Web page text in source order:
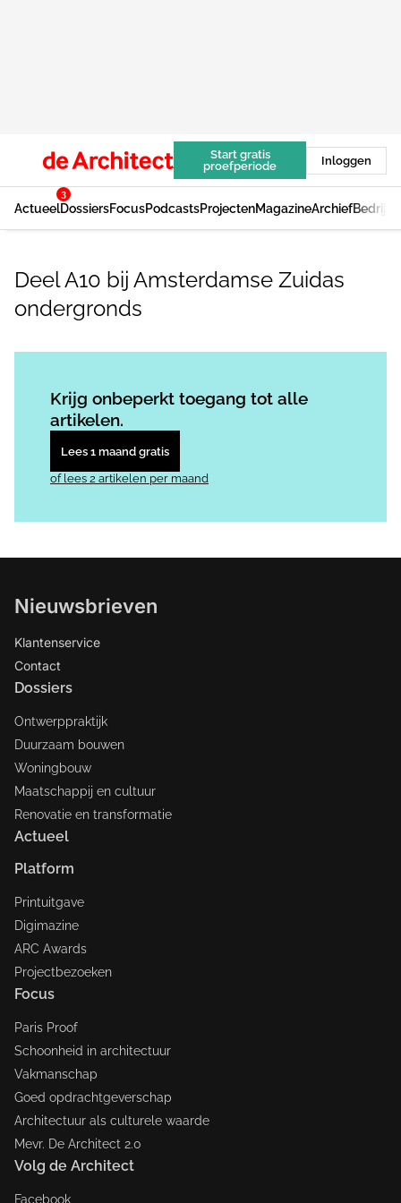
Start gratis
proefperiode
Inloggen
Actueel
3
DossiersFocusPodcastsProjectenMagazineArchief
Deel A10 bij Amsterdamse Zuidas
ondergronds
Krijg onbeperkt toegang tot alle
artikelen.
Lees 1 maand gratis
of lees 2 artikelen per maand
Nieuwsbrieven
Klantenservice
Contact
Dossiers
Ontwerppraktijk
Duurzaam bouwen
Woningbouw
Maatschappij en cultuur
Renovatie en transformatie
Actueel
Platform
Printuitgave
Digimazine
ARC Awards
Projectbezoeken
Focus
Paris Proof
Schoonheid in architectuur
Vakmanschap
Goed opdrachtgeverschap
Architectuur als culturele waarde
Mevr. De Architect 2.0
Volg de Architect
Facebook